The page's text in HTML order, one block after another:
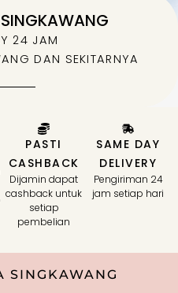
24 JAM
DAN SEKITARNYA
PASTI
CASHBACK
Dijamin dapat
cashback untuk
setiap
pembelian
SAME DAY
DELIVERY
Pengiriman 24
jam setiap hari
SINGKAWANG